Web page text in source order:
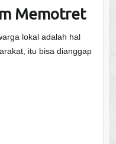
Memotret
lokal adalah hal
itu bisa dianggap